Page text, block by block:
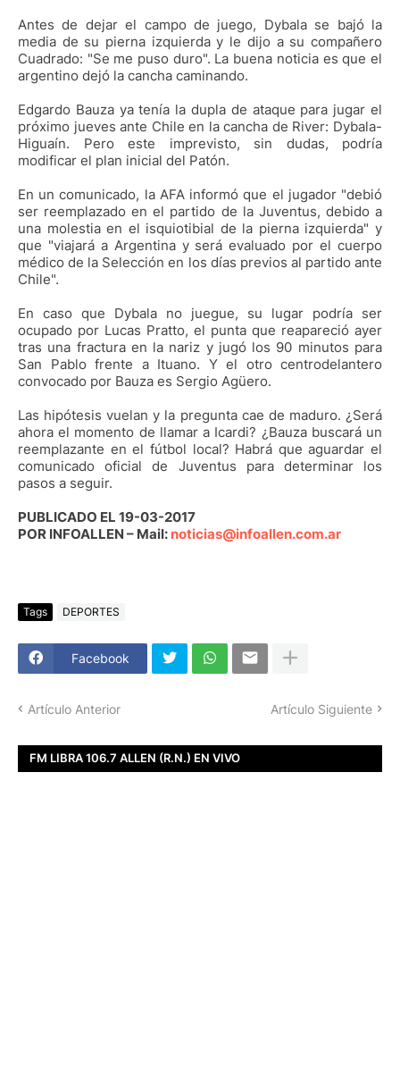
Antes de dejar el campo de juego, Dybala se bajó la
media de su pierna izquierda y le dijo a su compañero
Cuadrado: "Se me puso duro". La buena noticia es que el
argentino dejó la cancha caminando.
Edgardo Bauza ya tenía la dupla de ataque para jugar el
próximo jueves ante Chile en la cancha de River: Dybala-
Higuaín. Pero este imprevisto, sin dudas, podría
modificar el plan inicial del Patón.
En un comunicado, la AFA informó que el jugador "debió
ser reemplazado en el partido de la Juventus, debido a
una molestia en el isquiotibial de la pierna izquierda" y
que "viajará a Argentina y será evaluado por el cuerpo
médico de la Selección en los días previos al partido ante
Chile".
En caso que Dybala no juegue, su lugar podría ser
ocupado por Lucas Pratto, el punta que reapareció ayer
tras una fractura en la nariz y jugó los 90 minutos para
San Pablo frente a Ituano. Y el otro centrodelantero
convocado por Bauza es Sergio Agüero.
Las hipótesis vuelan y la pregunta cae de maduro. ¿Será
ahora el momento de llamar a Icardi? ¿Bauza buscará un
reemplazante en el fútbol local? Habrá que aguardar el
comunicado oficial de Juventus para determinar los
pasos a seguir.
PUBLICADO EL 19-03-2017
POR INFOALLEN – Mail: noticias@infoallen.com.ar
Tags DEPORTES
Facebook
Artículo Anterior Artículo Siguiente
FM LIBRA 106.7 ALLEN (R.N.) EN VIVO